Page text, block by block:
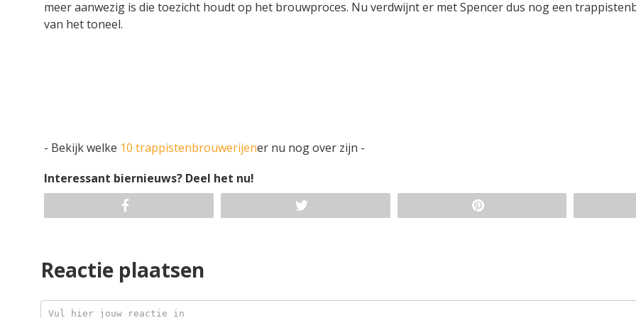
meer aanwezig is die toezicht houdt op het brouwproces. Nu verdwijnt er met Spencer dus nog een
van het toneel.
- Bekijk welke 10 trappistenbrouwerijener nu nog over zijn -
Interessant biernieuws? Deel het nu!
Reactie plaatsen